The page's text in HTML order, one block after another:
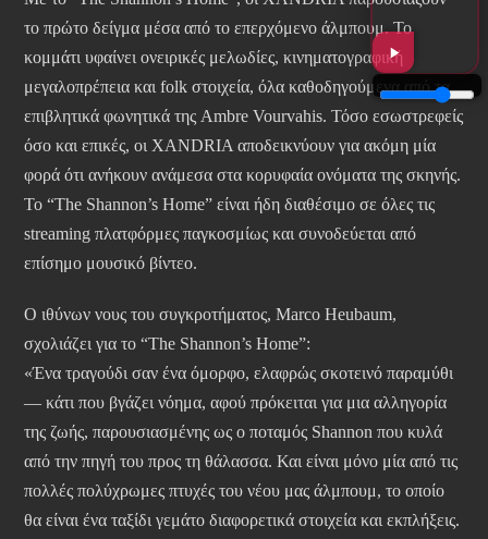
το πρώτο δείγμα μέσα από το επερχόμενο άλμπουμ. Το
κομμάτι υφαίνει ονειρικές μελωδίες, κινηματογραφική
μεγαλοπρέπεια και folk στοιχεία, όλα καθοδηγούμενα από τα
επιβλητικά φωνητικά της Ambre Vourvahis. Τόσο εσωστρεφείς
όσο και επικές, οι XANDRIA αποδεικνύουν για ακόμη μία
φορά ότι ανήκουν ανάμεσα στα κορυφαία ονόματα της σκηνής.
Το “The Shannon’s Home” είναι ήδη διαθέσιμο σε όλες τις
streaming πλατφόρμες παγκοσμίως και συνοδεύεται από
επίσημο μουσικό βίντεο.
Ο ιθύνων νους του συγκροτήματος, Marco Heubaum,
σχολιάζει για το “The Shannon’s Home”:
«Ένα τραγούδι σαν ένα όμορφο, ελαφρώς σκοτεινό παραμύθι
— κάτι που βγάζει νόημα, αφού πρόκειται για μια αλληγορία
της ζωής, παρουσιασμένης ως ο ποταμός Shannon που κυλά
από την πηγή του προς τη θάλασσα. Και είναι μόνο μία από τις
πολλές πολύχρωμες πτυχές του νέου μας άλμπουμ, το οποίο
θα είναι ένα ταξίδι γεμάτο διαφορετικά στοιχεία και εκπλήξεις.